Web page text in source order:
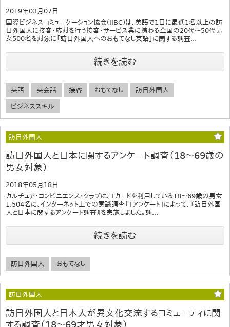
2019年03月07日
国際ビジネスコミュニケーション協会(IIBC)は、英語で1日に最低1名以上の訪
日外国人に接客・応対を行う接客・サービス業に携わる全国の20代～50代男
女500名を対象に「訪日外国人へのおもてなし英語」に関する調査...
続きを読む
英語 英会話 接客 おもてなし 訪日外国人
ビジネススキル
訪日外国人
訪日外国人と日本に関するアンケート調査（18～69歳の
男女対象）
2018年05月18日
カルチュア・コンビニエンス・クラブは、Tカードを利用している18～69歳の男女
1,504名に、インターネット上での意識調査「Tアンケート」によって、『訪日外国
人と日本に関するアンケート調査』を実施しました。調...
続きを読む
訪日外国人 おもてなし
訪日外国人
訪日外国人と日本人が異文化交流するコミュニティに関
する調査（18～69才男女対象）